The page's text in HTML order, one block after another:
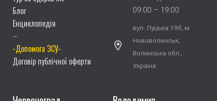
Блог
Енциклопедія
–
-Допомога ЗСУ-
Договір публічної оферти
09:00 – 19:00
вул. Луцька 19б, м.
Нововолинськ,
Волинська обл.,
Україна